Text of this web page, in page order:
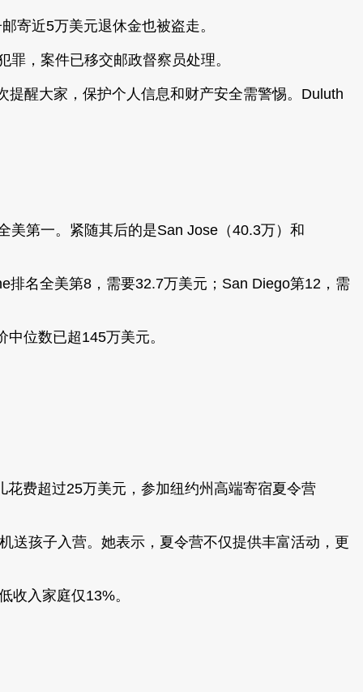
寄近5万美元退休金也被盗走。
，案件已移交邮政督察员处理。
醒大家，保护个人信息和财产安全需警惕。Duluth
美第一。紧随其后的是San Jose（40.3万）和
名全美第8，需要32.7万美元；San Diego第12，需
位数已超145万美元。
费超过25万美元，参加纽约州高端寄宿夏令营
送孩子入营。她表示，夏令营不仅提供丰富活动，更
收入家庭仅13%。